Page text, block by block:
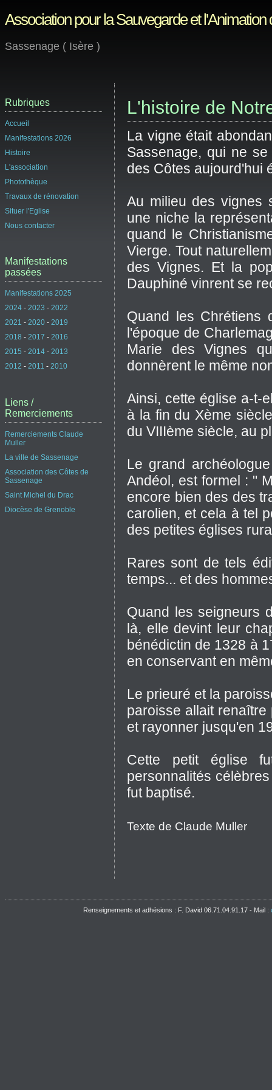
Association pour la Sauvegarde et
Sassenage ( Isère )
L'histoire de
La vigne était
Sassenage, qui ne
des Côtes aujourd'hui
Au milieu des vignes
une niche la
quand le
Vierge. Tout
des Vignes. Et la
Dauphiné vinrent se
Quand les Chrétiens
l'époque de
Marie des Vignes
donnèrent le même
Ainsi, cette église a-t-
à la fin du Xème
du VIIIème siècle, au
Le grand
Andéol, est formel : "
encore bien des des
carolien, et cela à tel
des petites églises
Rares sont de tels
temps... et des
Quand les seigneurs
là, elle devint leur
bénédictin de 1328 à
en conservant en
Le prieuré et la
paroisse allait
et rayonner jusqu'en
Cette petit église
personnalités
fut baptisé.
Texte de Claude Muller
Rubriques
Accueil
Manifestations 2026
Histoire
L'association
Photothèque
Travaux de rénovation
Situer l'Eglise
Nous contacter
Manifestations
passées
Manifestations 2025
2024 - 2023 - 2022
2021 - 2020 - 2019
2018 - 2017 - 2016
2015 - 2014 - 2013
2012 - 2011 - 2010
Liens /
Remerciements
Remerciements Claude
Muller
La ville de Sassenage
Association des Côtes de
Sassenage
Saint Michel du Drac
Diocèse de Grenoble
Renseignements et adhésions : F. David 06.71.04.91.17 - Mail :